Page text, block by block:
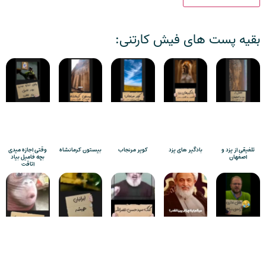
بقیه پست های فیش کارتنی:
تلفیقی از یزد و
اصفهان
بادگیر های یزد کویر مرنجاب بیستون کرمانشاه وقتی اجازه میدی
بچه فامیل بیاد
اتاقت